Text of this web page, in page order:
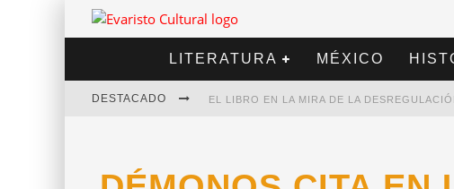
LITERATURA MÉXICO
DESTACADO EL LIBRO EN LA MIRA DE LA
DIEGO MERET | HOTEL ACAPULCO